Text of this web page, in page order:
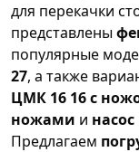
для перекачки
представлены
популярные
27, а также
ЦМК 16 16 с
ножами и
Предлагаем